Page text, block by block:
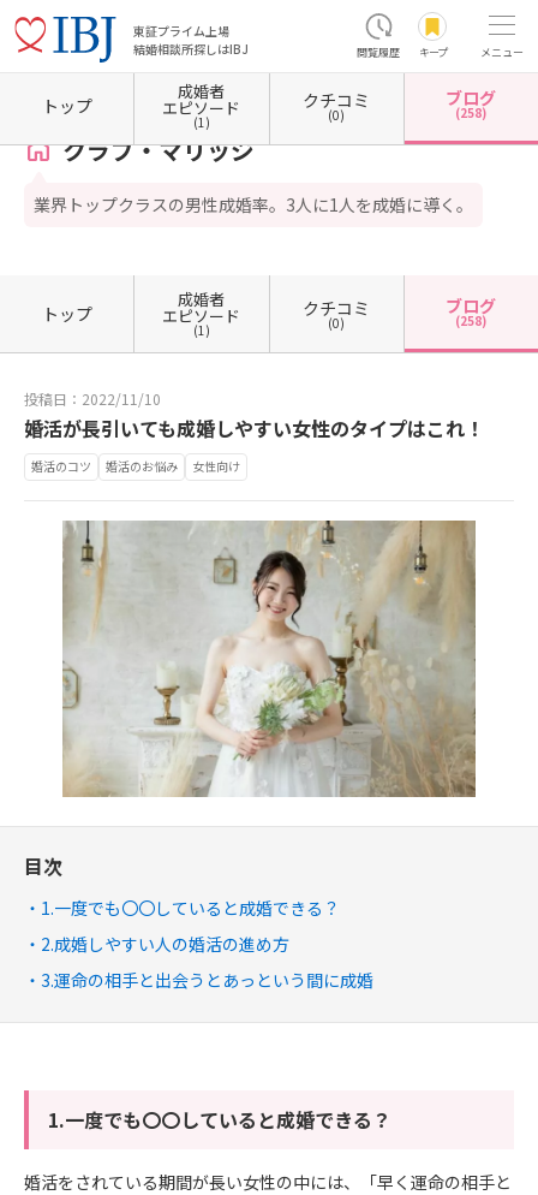
東証プライム上場
結婚相談所探しはIBJ
閲覧履歴 キープ メニュー
ホーム 東京都の結婚相談所 東京都渋谷区 クラブ・マリッジ カウンセラーブログ一覧
クラブ・マリッジ
業界トップクラスの男性成婚率。3人に1人を成婚に導く。
トップ
成婚者
エピソード
(1)
クチコミ
(0)
ブログ
(258)
トップ
成婚者
エピソード
(1)
クチコミ
(0)
ブログ
(258)
投稿日：2022/11/10
婚活が長引いても成婚しやすい女性のタイプはこれ！
婚活のコツ 婚活のお悩み 女性向け
目次
1.一度でも〇〇していると成婚できる？
2.成婚しやすい人の婚活の進め方
3.運命の相手と出会うとあっという間に成婚
1.一度でも〇〇していると成婚できる？
婚活をされている期間が長い女性の中には、「早く運命の相手と